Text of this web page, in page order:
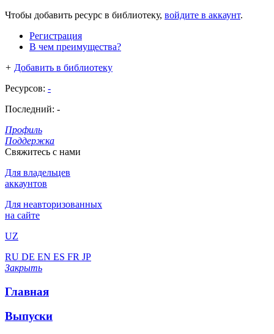
Чтобы добавить ресурс в библиотеку, войдите в аккаунт.
Регистрация
В чем преимущества?
+ Добавить в библиотеку
Ресурсов: -
Последний: -
Профиль
Поддержка
Свяжитесь с нами
Для владельцев
аккаунтов
Для неавторизованных
на сайте
UZ
RU DE EN ES FR JP
Закрыть
Главная
Выпуски